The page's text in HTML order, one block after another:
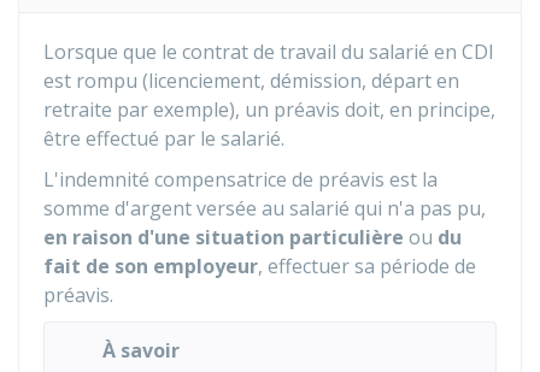
Lorsque que le contrat de travail du salarié en CDI
est rompu (licenciement, démission, départ en
retraite par exemple), un préavis doit, en principe,
être effectué par le salarié.
L'indemnité compensatrice de préavis est la
somme d'argent versée au salarié qui n'a pas pu,
en raison d'une situation particulière ou du
fait de son employeur, effectuer sa période de
préavis.
À savoir